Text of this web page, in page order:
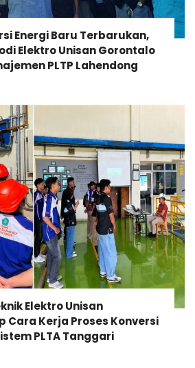
Energi Baru Terbarukan,
Elektro Unisan Gorontalo
PLTP Lahendong
Elektro Unisan
Cara Kerja Proses Konversi
PLTA Tanggari